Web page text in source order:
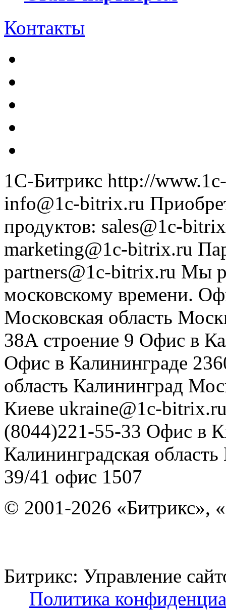
Контакты
1С-Битрикс http://
info@1c-bitrix.ru
продуктов: sales@1c-
marketing@1c-bitrix.ru
partners@1c-bitrix.ru Мы
московскому времени.
Московская область
38А строение 9 Офис в
Офис в Калининграде
область Калининград
Киеве ukraine@1c-
(8044)221-55-33 Офис в
Калининградская область
39/41 офис 1507
© 2001-2026 «Битрикс»,
Битрикс: Управление
Политика